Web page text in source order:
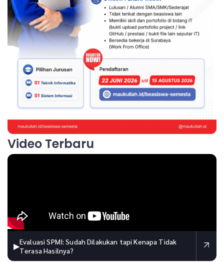
Video Terbaru
▶Evaluasi SPMI: Sudah Dilakukan tapi Kenapa Tidak
Terasa Hasilnya?